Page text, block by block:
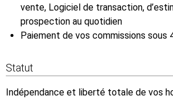
vente, Logiciel de transaction,
prospection au quotidien
Paiement de vos commissions sous
Statut
Indépendance et liberté totale de vos